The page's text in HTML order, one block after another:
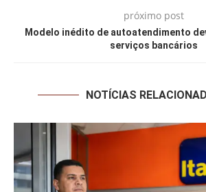
próximo post
Modelo inédito de autoatendimento
serviços bancários
NOTÍCIAS